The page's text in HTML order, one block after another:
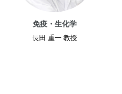
免疫・生化学
長田 重一 教授